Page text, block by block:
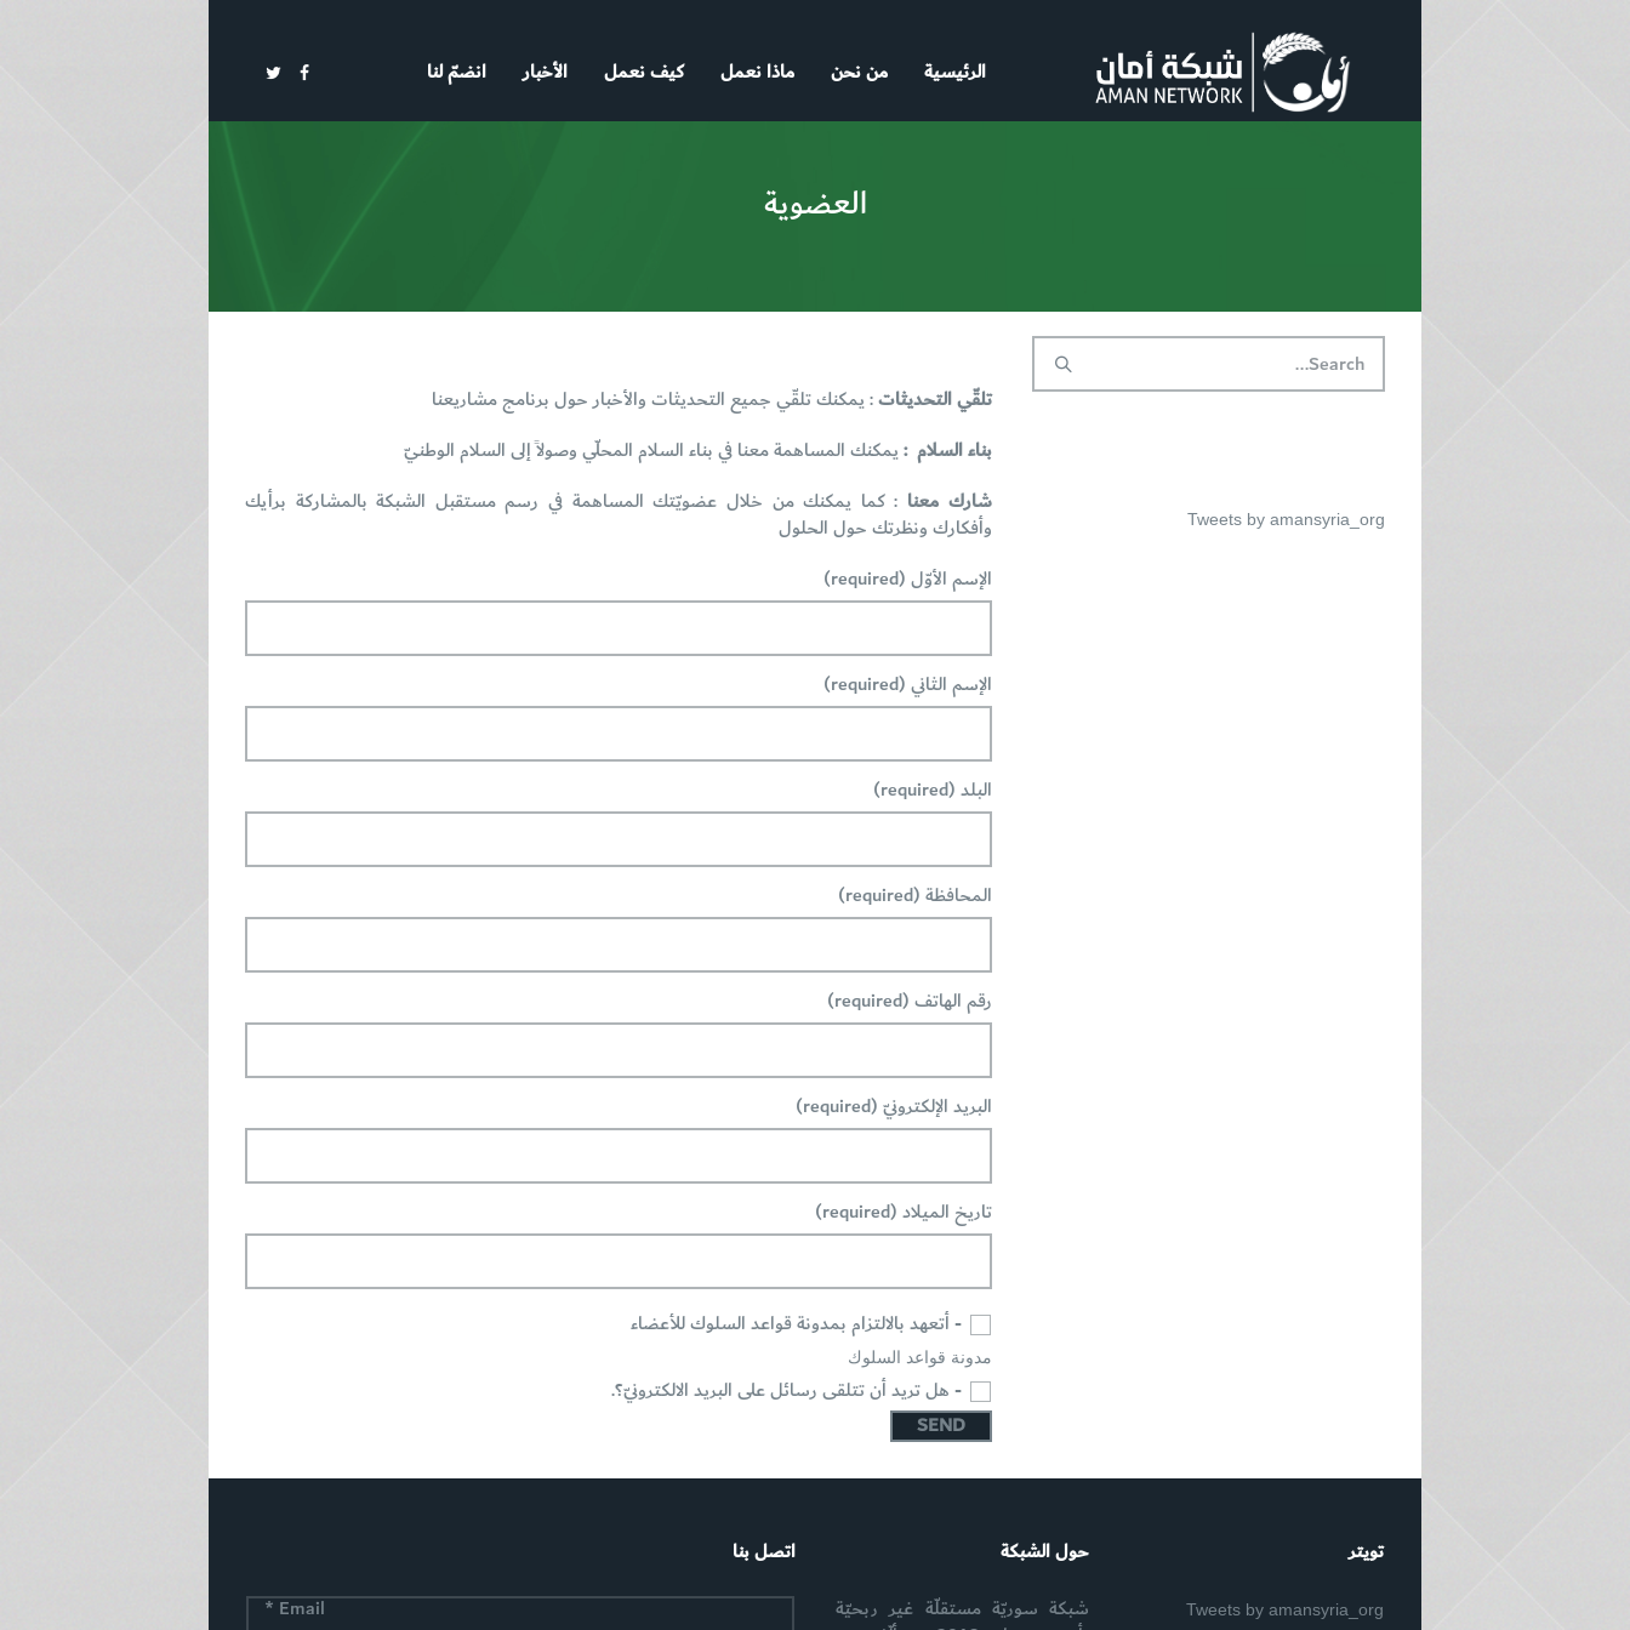
الرئيسية من نحن ماذا نعمل كيف نعمل الأخبار انضمّ لنا
العضوية
Tweets by amansyria_org
تلقّي التحديثات: يمكنك تلقّي جميع التحديثات والأخبار حول برنامج مشاريعنا
بناء السلام :يمكنك المساهمة معنا في بناء السلام المحلّي وصولاً إلى السلام الوطنيّ
شارك معنا : كما يمكنك من خلال عضويّتك المساهمة في رسم مستقبل الشبكة بالمشاركة برأيك
وأفكارك ونظرتك حول الحلول
الإسم الأوّل (required)
الإسم الثاني (required)
البلد (required)
المحافظة (required)
رقم الهاتف (required)
البريد الإلكترونيّ (required)
تاريخ الميلاد (required)
- أتعهد بالالتزام بمدونة قواعد السلوك للأعضاء
مدونة قواعد السلوك
- هل تريد أن تتلقى رسائل على البريد الالكترونيّ؟.
تويتر
Tweets by amansyria_org
حول الشبكة
شبكة سوريّة مستقلّة غير ربحيّة
اتصل بنا
Email
*